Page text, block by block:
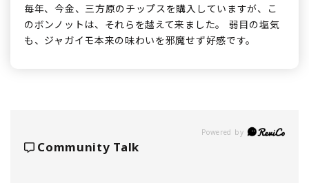
毎年、今金、三方原のチップスを購入していますが、こ
のボンノットは、それらを越えて来ました。 弱目の塩気
も、ジャガイモ本来の味わいを邪魔せず好感です。
Powered by
Community Talk